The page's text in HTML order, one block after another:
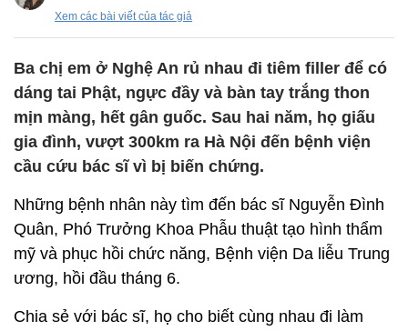
Xem các bài viết của tác giả
Ba chị em ở Nghệ An rủ nhau đi tiêm filler để có
dáng tai Phật, ngực đầy và bàn tay trắng thon
mịn màng, hết gân guốc. Sau hai năm, họ giấu
gia đình, vượt 300km ra Hà Nội đến bệnh viện
cầu cứu bác sĩ vì bị biến chứng.
Những bệnh nhân này tìm đến bác sĩ Nguyễn Đình
Quân, Phó Trưởng Khoa Phẫu thuật tạo hình thẩm
mỹ và phục hồi chức năng, Bệnh viện Da liễu Trung
ương, hồi đầu tháng 6.
Chia sẻ với bác sĩ, họ cho biết cùng nhau đi làm